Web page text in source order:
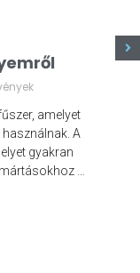
amelyet
A
gyakran
…